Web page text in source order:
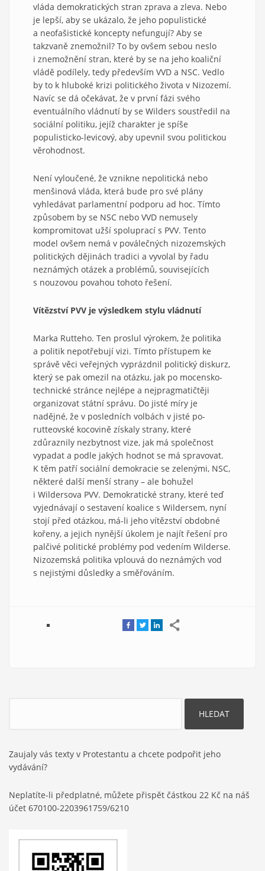
vláda demokratických stran zprava a zleva. Nebo
je lepší, aby se ukázalo, že jeho populistické
a neofašistické koncepty nefungují? Aby se
takzvaně znemožnil? To by ovšem sebou neslo
i znemožnění stran, které by se na jeho koaliční
vládě podílely, tedy především VVD a NSC. Vedlo
by to k hluboké krizi politického života v Nizozemí.
Navíc se dá očekávat, že v první fázi svého
eventuálního vládnutí by se Wilders soustředil na
sociální politiku, jejíž charakter je spíše
populisticko-levicový, aby upevnil svou politickou
věrohodnost.
Není vyloučené, že vznikne nepolitická nebo
menšinová vláda, která bude pro své plány
vyhledávat parlamentní podporu ad hoc. Tímto
způsobem by se NSC nebo VVD nemusely
kompromitovat užší spoluprací s PVV. Tento
model ovšem nemá v poválečných nizozemských
politických dějinách tradici a vyvolal by řadu
neznámých otázek a problémů, souvisejících
s nouzovou povahou tohoto řešení.
Vítězství PVV je výsledkem stylu vládnutí
Marka Rutteho. Ten proslul výrokem, že politika
a politik nepotřebují vizi. Tímto přístupem ke
správě věci veřejných vyprázdnil politický diskurz,
který se pak omezil na otázku, jak po mocensko-
technické stránce nejlépe a nejpragmatičtěji
organizovat státní správu. Do jisté míry je
nadějné, že v posledních volbách v jisté po-
rutteovské kocovině získaly strany, které
zdůraznily nezbytnost vize, jak má společnost
vypadat a podle jakých hodnot se má spravovat.
K těm patří sociální demokracie se zelenými, NSC,
některé další menší strany – ale bohužel
i Wildersova PVV. Demokratické strany, které teď
vyjednávají o sestavení koalice s Wildersem, nyní
stojí před otázkou, má-li jeho vítězství obdobné
kořeny, a jejich nynější úkolem je najít řešení pro
palčivé politické problémy pod vedením Wilderse.
Nizozemská politika vplouvá do neznámých vod
s nejistými důsledky a směřováním.
Zaujaly vás texty v Protestantu a chcete podpořit jeho
vydávání?
Neplatíte-li předplatné, můžete přispět částkou 22 Kč na náš
účet 670100-2203961759/6210